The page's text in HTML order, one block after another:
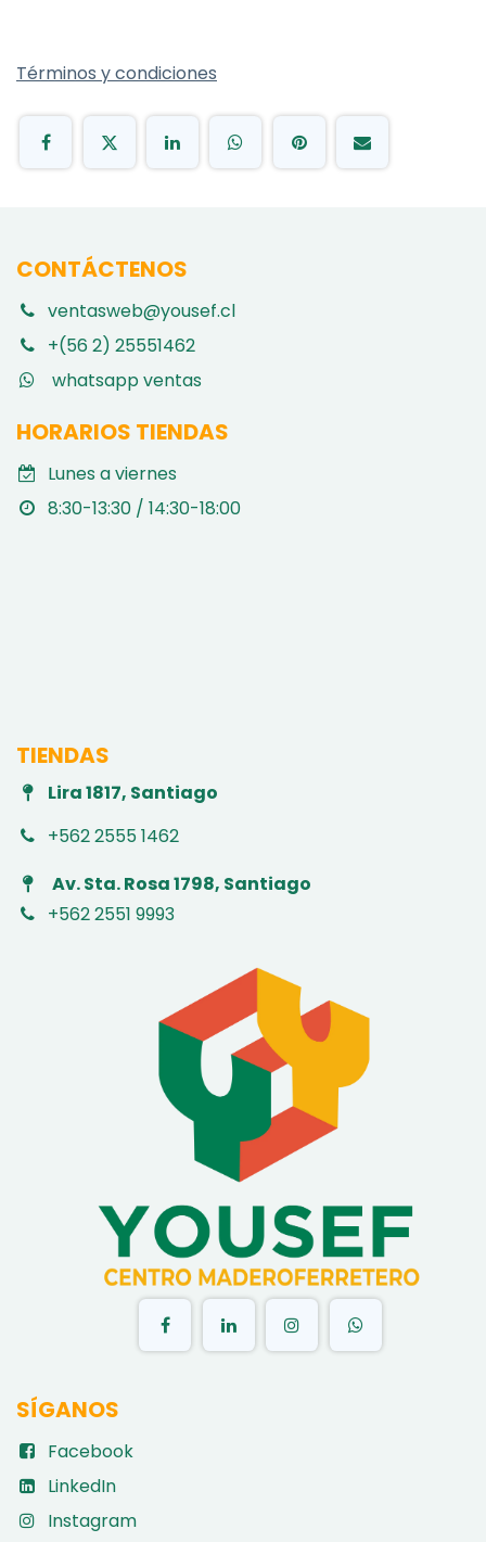
Términos y condiciones
CONTÁCTENOS
ventasweb@yousef.cl
+(56 2) 25551462
whatsapp ventas
HORARIOS TIENDAS
Lunes a viernes
8:30-13:30 / 14:30-18:00
TIENDAS
Lira 1817, Santiago
+562 2555 1462
Av. Sta. Rosa 1798, Santiago
+562 2551 9993
SÍGANOS
Facebook
LinkedIn
Instagram